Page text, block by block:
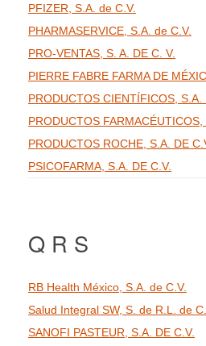
PFIZER, S.A. de C.V.
PHARMASERVICE, S.A. de C.V.
PRO-VENTAS, S. A. DE C. V.
PIERRE FABRE FARMA DE
PRODUCTOS CIENTÍFICOS, S.A.
PRODUCTOS
PRODUCTOS ROCHE, S.A. DE
PSICOFARMA, S.A. DE C.V.
Q R S
RB Health México, S.A. de C.V.
Salud Integral SW, S. de R.L. de
SANOFI PASTEUR, S.A. DE C.V.